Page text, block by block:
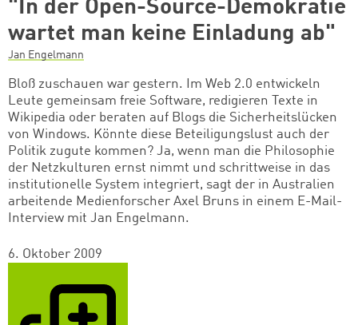
"In der Open-Source-Demokratie
wartet man keine Einladung ab"
Jan Engelmann
Bloß zuschauen war gestern. Im Web 2.0 entwickeln
Leute gemeinsam freie Software, redigieren Texte in
Wikipedia oder beraten auf Blogs die Sicherheitslücken
von Windows. Könnte diese Beteiligungslust auch der
Politik zugute kommen? Ja, wenn man die Philosophie
der Netzkulturen ernst nimmt und schrittweise in das
institutionelle System integriert, sagt der in Australien
arbeitende Medienforscher Axel Bruns in einem E-Mail-
Interview mit Jan Engelmann.
6. Oktober 2009